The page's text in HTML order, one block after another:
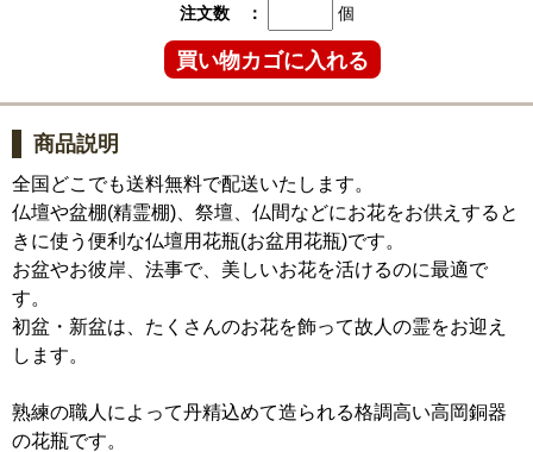
注文数 ： 個
商品説明
全国どこでも送料無料で配送いたします。
仏壇や盆棚(精霊棚)、祭壇、仏間などにお花をお供えすると
きに使う便利な仏壇用花瓶(お盆用花瓶)です。
お盆やお彼岸、法事で、美しいお花を活けるのに最適で
す。
初盆・新盆は、たくさんのお花を飾って故人の霊をお迎え
します。
熟練の職人によって丹精込めて造られる格調高い高岡銅器
の花瓶です。